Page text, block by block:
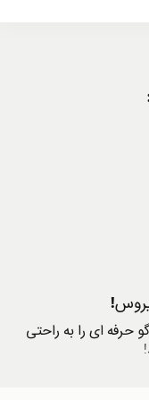
ای را به راحتی